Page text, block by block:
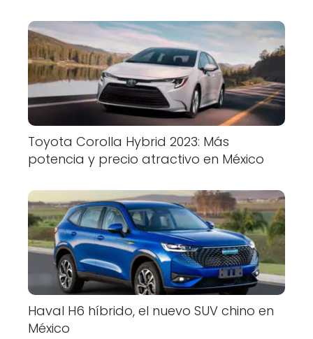
Toyota Corolla Hybrid 2023: Más
potencia y precio atractivo en México
Haval H6 híbrido, el nuevo SUV chino en
México